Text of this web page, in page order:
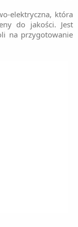
elektryczna, która
do jakości. Jest
na przygotowanie